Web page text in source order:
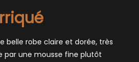
belle robe claire et dorée, très
par une mousse fine plutôt